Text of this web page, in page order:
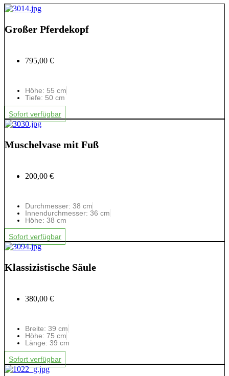
Großer Pferdekopf
795,00 €
Höhe: 55 cm
Tiefe: 50 cm
Sofort verfügbar
Muschelvase mit Fuß
200,00 €
Durchmesser: 38 cm
Innendurchmesser: 36 cm
Höhe: 38 cm
Sofort verfügbar
Klassizistische Säule
380,00 €
Breite: 39 cm
Höhe: 75 cm
Länge: 39 cm
Sofort verfügbar